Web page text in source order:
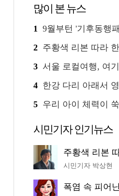
많이 본 뉴스
1 9월부턴 '기후동행패스' 쓰세
2 주황색 리본 따라 한강부터 메타세쿼이
3 서울 로컬여행, 여기부터 시
4 한강 다리 아래서 영화 한 편! '
5 우리 아이 체력이 쑥쑥! 클라이
시민기자 인기뉴스
시민기자 박상현